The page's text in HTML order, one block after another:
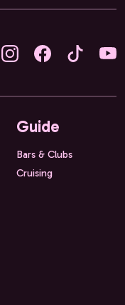
Guide
Bars & Clubs
Cruising